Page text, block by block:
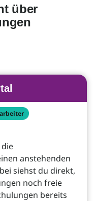
über
anstehenden
siehst du direkt,
noch freie
bereits